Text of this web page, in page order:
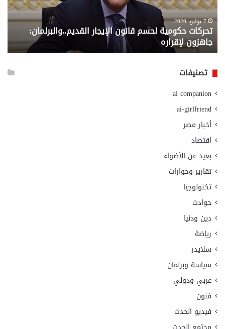
جاهزون
لإقراره
7 يوليو، 2020
تحركات حكومية لحسم قانون الإيجار القديم..والبرلمان:
جاهزون لإقراره
من
تصنيفات
ai companion
ai-girlfriend
أخبار مصر
اقتصاد
بعيد عن الأضواء
تقارير وحوارات
تكنولوجيا
حوادث
دين ودنيا
رياضة
سلايدر
سياسة وبرلمان
عربي ودولي
فنون
فيديو الحدث